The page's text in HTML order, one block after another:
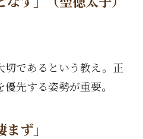
であるという教え。正
先する姿勢が重要。
ず」